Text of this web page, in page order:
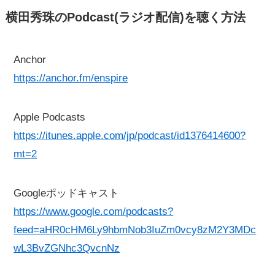
横田秀珠のPodcast(ラジオ配信)を聴く方法
Anchor
https://anchor.fm/enspire
Apple Podcasts
https://itunes.apple.com/jp/podcast/id1376414600?
mt=2
Googleポッドキャスト
https://www.google.com/podcasts?
feed=aHR0cHM6Ly9hbmNob3IuZm0vcy8zM2Y3MDc
wL3BvZGNhc3QvcnNz